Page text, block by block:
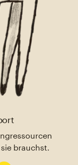
brauchst.